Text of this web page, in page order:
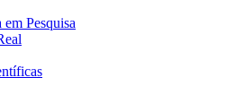
Pesquisa